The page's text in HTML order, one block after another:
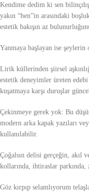
Kendime dedim ki sen
yakın “ben”in arasındaki
estetik bakışın az
Yanmaya başlayan ise şeylerin
Lirik küllerinden şiirsel
estetik deneyimler üreten
kuşatmaya karşı duruşlar
Çekinmeye gerek yok: Bu
modern arka kapak yazıları
kullanılabilir.
Çoğalsın delisi gerçeğin, akıl
kollarında, ihtiraslar parkında,
Göz kırpıp selamlıyorum